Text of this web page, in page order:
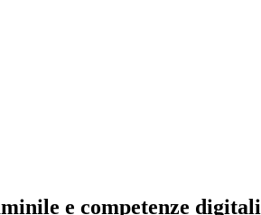
e competenze digitali